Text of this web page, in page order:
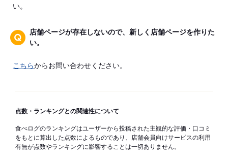
い。
店舗ページが存在しないので、新しく店舗ページを作りた
い。
こちらからお問い合わせください。
点数・ランキングとの関連性について
食べログのランキングはユーザーから投稿された主観的な評価・口コミ
をもとに算出した点数によるものであり、店舗会員向けサービスの利用
有無が点数やランキングに影響することは一切ありません。